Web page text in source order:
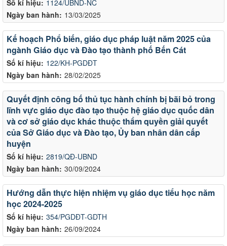
Số kí hiệu: 1124/UBND-NC
Ngày ban hành: 13/03/2025
Số kí hiệu: 122/KH-PGDĐT
Ngày ban hành: 28/02/2025
Kế hoạch Phổ biến, giáo dục pháp luật năm 2025 của
ngành Giáo dục và Đào tạo thành phố Bến Cát
Số kí hiệu: 2819/QĐ-UBND
Ngày ban hành: 30/09/2024
Quyết định công bố thủ tục hành chính bị bãi bỏ trong
lĩnh vực giáo dục đào tạo thuộc hệ giáo dục quốc dân
và cơ sở giáo dục khác thuộc thẩm quyền giải quyết
của Sở Giáo dục và Đào tạo, Ủy ban nhân dân cấp
huyện
Số kí hiệu: 354/PGDĐT-GDTH
Ngày ban hành: 26/09/2024
Hướng dẫn thực hiện nhiệm vụ giáo dục tiểu học năm
học 2024-2025